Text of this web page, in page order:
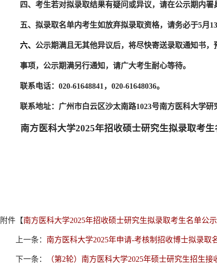
四、考生若对拟录取结果有疑问或异议，请在公示期内
五、拟录取名单内考生如放弃拟录取资格，请务必于5月
六、公示期满且无其他异议后，将尽快寄送录取通知书
事项，公示期满另行通知，请广大考生耐心等待。
联系电话：020-61648841，020-61648036。
联系地址：广州市白云区沙太南路1023号南方医科大学
南方医科大学2025年招收硕士研究生拟录取考
附件【南方医科大学2025年招收硕士研究生拟录取考生名单公
上一条： 南方医科大学2025年申请-考核制招收博士拟录取
下一条： （第2轮）南方医科大学2025年硕士研究生招生